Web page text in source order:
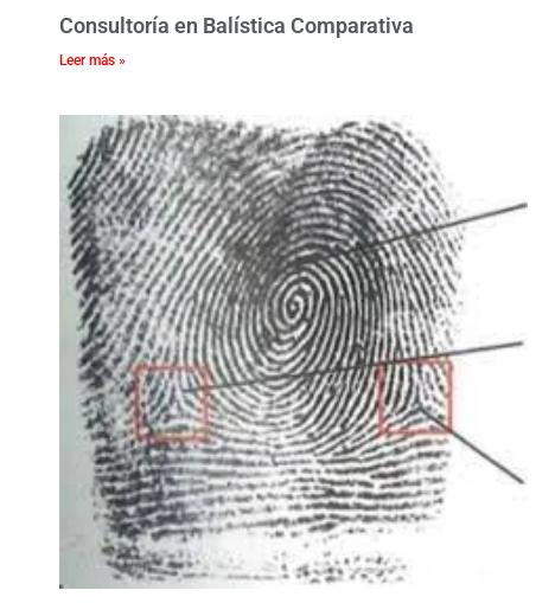
Consultoría en Balística Comparativa
Leer más »